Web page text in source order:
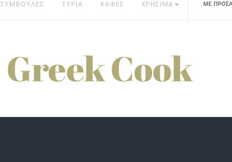
ΣΥΜΒΟΥΛΕΣ ΤΥΡΙΑ ΚΑΦΕΣ ΧΡΗΣΙΜΑ